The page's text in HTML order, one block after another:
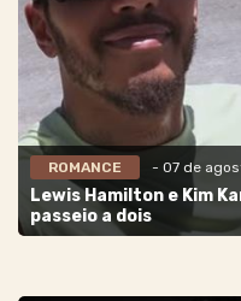
ROMANCE - 07 de
Lewis Hamilton e Kim
passeio a dois